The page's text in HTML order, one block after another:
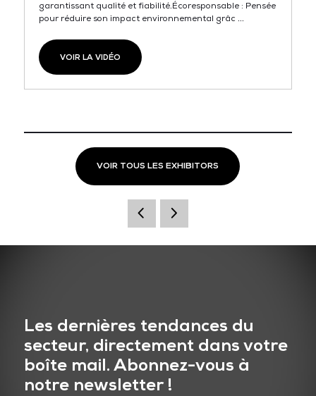
garantissant qualité et fiabilité.Écoresponsable : Pensée
pour réduire son impact environnemental grâc ...
VOIR LA VIDÉO
VOIR TOUS LES EXHIBITORS
Les dernières tendances du
secteur, directement dans votre
boîte mail. Abonnez-vous à
notre newsletter !